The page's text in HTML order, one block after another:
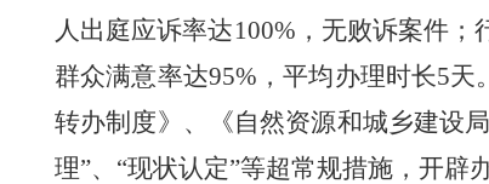
人出庭应诉率达100% ，无败诉案件；
群众满意率达95% ，平均办理时长5天。
转办制度》、《自然资源和城乡建设
理”、“现状认定”等超常规措施，开辟